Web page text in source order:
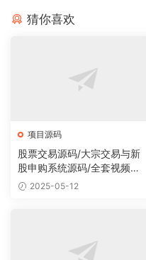
猜你喜欢
项目源码
股票交易源码/大宗交易与新
股申购系统源码/全套视频教
程 2025-05-12